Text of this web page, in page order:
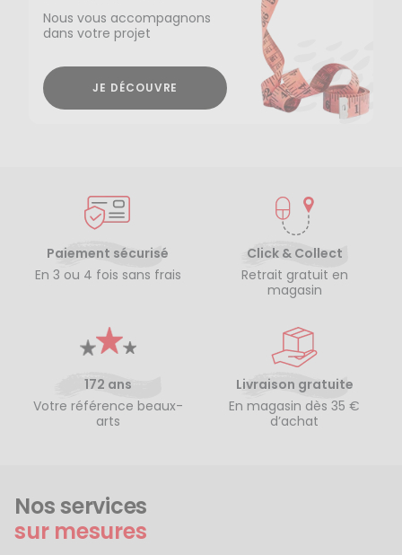
Nous vous accompagnons
dans votre projet
JE DÉCOUVRE
Paiement sécurisé
En 3 ou 4 fois sans frais
Click & Collect
Retrait gratuit en
magasin
172 ans
Votre référence beaux-
arts
Livraison gratuite
En magasin dès 35 €
d’achat
Nos services
sur mesures